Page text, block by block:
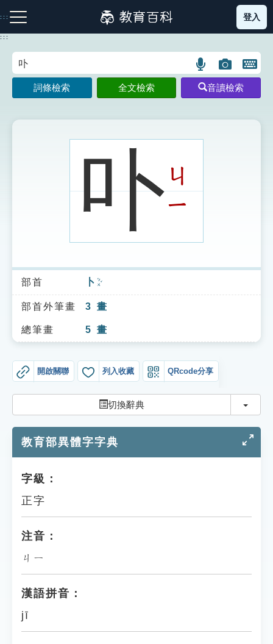
到
主
:::
注音索引圖示 筆畫索引圖示 部首索引表圖示
索引選單
知識索引
單字索引
貓頭鷹博士
登入
:::
語
言
搜
示
圖
片
搜
開
鍵
圖
詞條檢索 全文檢索 音讀檢索
卟 ㄐ
ㄧ
部首 卜 ㄅㄨˇ
部首外筆畫 3 畫
總筆畫 5 畫
開啟關聯 列入收藏 QRcode分享
切換辭典 切換
教育部異體字字典
字級：
正字
注音：
ㄐㄧ
漢語拼音：
jī